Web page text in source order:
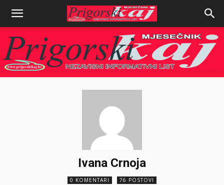
Ivana Crnoja
0 KOMENTARI
76 POSTOVI